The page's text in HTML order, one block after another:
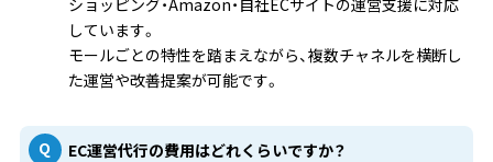
しています。
モールごとの特性を踏まえながら、複数チャネルを横断し
た運営や改善提案が可能です。
EC運営代行の費用はどれくらいですか？